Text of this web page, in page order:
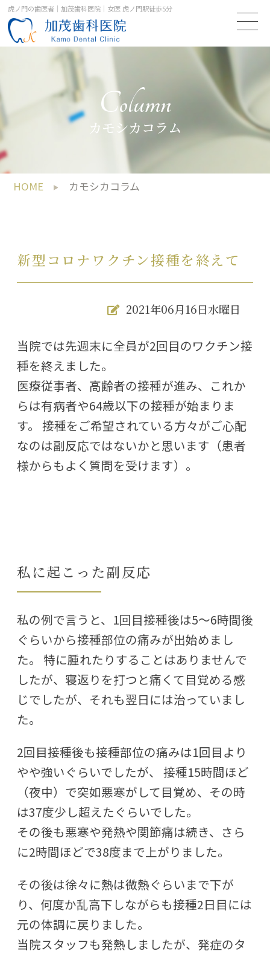
虎ノ門の歯医者｜加茂歯科医院｜女医 虎ノ門駅徒歩5分
カモシカコラム
Column
HOME カモシカコラム
新型コロナワクチン接種を終えて
2021年06月16日水曜日
当院では先週末に全員が2回目のワクチン接
種を終えました。
医療従事者、高齢者の接種が進み、これか
らは有病者や64歳以下の接種が始まりま
す。 接種をご希望されている方々がご心配
なのは副反応ではないかと思います（患者
様からもよく質問を受けます）。
私に起こった副反応
私の例で言うと、1回目接種後は5～6時間後
ぐらいから接種部位の痛みが出始めまし
た。 特に腫れたりすることはありませんで
したが、寝返りを打つと痛くて目覚める感
じでしたが、それも翌日には治っていまし
た。
2回目接種後も接種部位の痛みは1回目より
やや強いぐらいでしたが、 接種15時間ほど
（夜中）で突如悪寒がして目覚め、その時
は37度少し超えたぐらいでした。
その後も悪寒や発熱や関節痛は続き、さら
に2時間ほどで38度まで上がりました。
その後は徐々に熱は微熱ぐらいまで下が
り、何度か乱高下しながらも接種2日目には
元の体調に戻りました。
当院スタッフも発熱しましたが、発症のタ